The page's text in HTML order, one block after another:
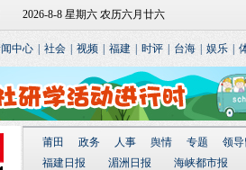
2026-8-8 星期六 农历六月廿六
中心 社会 视频 福建 时评 台海 娱乐
莆田 政务 人事 舆情 专题
领
福建日报
湄洲日报 海峡都市报
奖军人家庭集中送喜报活
际妇女节湄台交流系列活
闹元宵 散铜钱祈平安